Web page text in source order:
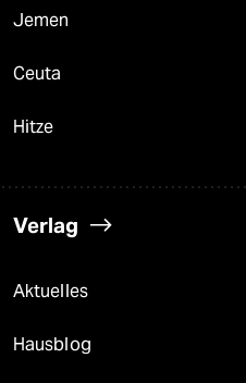
Jemen
Ceuta
Hitze
Verlag
Aktuelles
Hausblog